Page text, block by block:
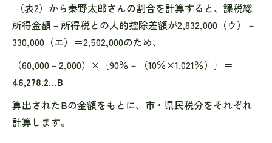
（表2）から秦野太郎さんの割合を計算すると、課税総
所得金額－所得税との人的控除差額が2,832,000（ウ）－
330,000（エ）＝2,502,000のため、
（60,000－2,000）×｛90％－（10％×1.021％）｝＝
46,278.2…B
算出されたBの金額をもとに、市・県民税分をそれぞれ
計算します。